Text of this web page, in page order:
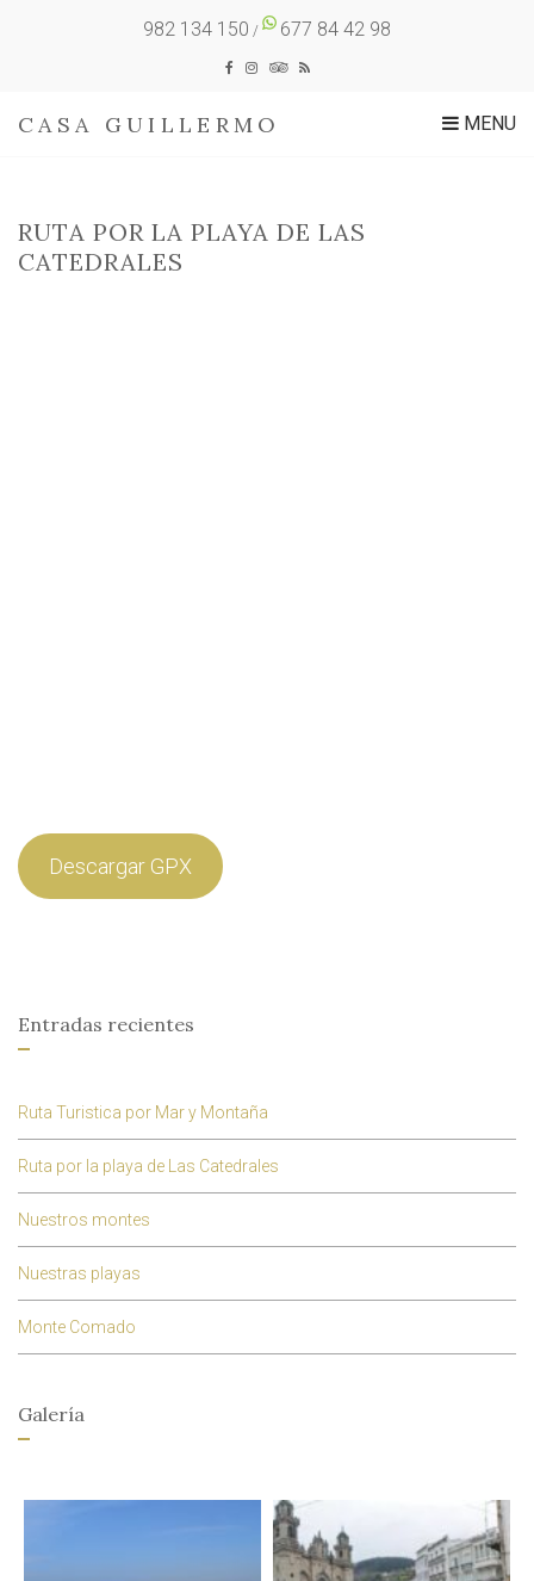
982 134 150 / 677 84 42 98
CASA GUILLERMO MENU
RUTA POR LA PLAYA DE LAS
CATEDRALES
Descargar GPX
Entradas recientes
Ruta Turistica por Mar y Montaña
Ruta por la playa de Las Catedrales
Nuestros montes
Nuestras playas
Monte Comado
Galería